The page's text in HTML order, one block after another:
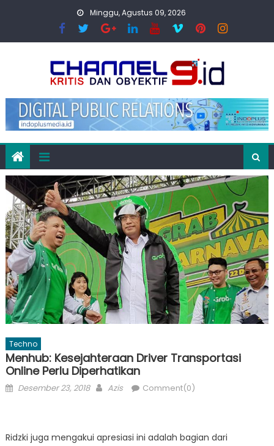
Minggu, Agustus 09, 2026
Techno
Menhub: Kesejahteraan Driver Transportasi
Online Perlu Diperhatikan
Posted
Desember 23, 2018 Author
Azis Comment(0)
Ridzki juga mengakui apresiasi ini adalah bagian dari